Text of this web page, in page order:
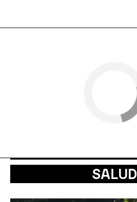
SALUD